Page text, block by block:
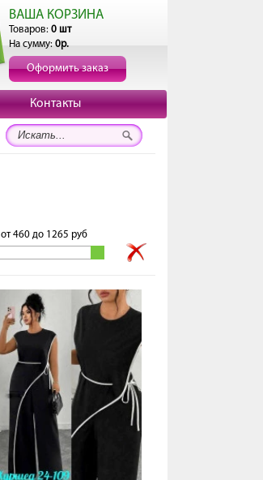
ВАША КОРЗИНА
Товаров: 0 шт
На сумму: 0р.
Оформить заказ
Контакты
от460до 1265 руб